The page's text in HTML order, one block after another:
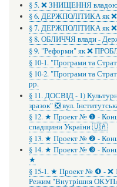
§ 5. ❌ ЗНИЩЕННЯ
§ 6. ДЕРЖПОЛІТИКА як ❌
§ 7. ДЕРЖПОЛІТИКА як ❌
§ 8. ОБЛИЧЧЯ влади -
§ 9. "Реформи" як ❌
§ 10-1. "Програми та
§ 10-2. "Програми та
рр.
§ 11. ДОСВІД - 1)
зразок" ❎ вул.
§ 12. ★ Проект № ❶ -
спадщини України 🇺🇦
§ 13. ★ Проект № ❷ -
§ 14. ★ Проект № ❸ -
★
§ 15-1. ★ Проект № ❹ - ❌
Режим "Внутрішня